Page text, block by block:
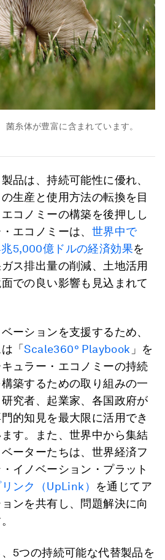
糸体が豊富に含まれています。
品は、持続可能性に優れ、
生産と使用方法の転換を目
コノミーの構築を後押しし
エコノミーは、 世界中で
5,000億ドルの経済効果を
ス排出量の削減、土地活用
での良い影響も見込まれて
ーションを支援するため、
「Scale360° Playbook 」を
ュラー・エコノミーの持続
築するための取り組みの一
究者、起業家、各国政府が
的知見を最大限に活用でき
す。また、世界中から集結
ーターたちは、世界経済フ
イノベーション・プラット
ンク（UpLink） を通じてア
ンを共有し、問題解決に向
5つの持続可能な代替製品を